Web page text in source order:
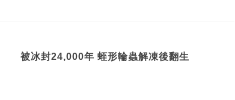
被冰封24,000年 蛭形輪蟲解凍後翻生